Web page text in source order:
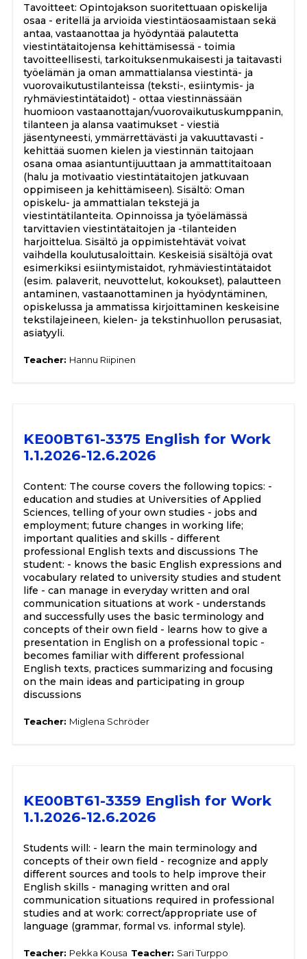
Tavoitteet: Opintojakson suoritettuaan opiskelija
osaa - eritellä ja arvioida viestintäosaamistaan sekä
antaa, vastaanottaa ja hyödyntää palautetta
viestintätaitojensa kehittämisessä - toimia
tavoitteellisesti, tarkoituksenmukaisesti ja taitavasti
työelämän ja oman ammattialansa viestintä- ja
vuorovaikutustilanteissa (teksti-, esiintymis- ja
ryhmäviestintätaidot) - ottaa viestinnässään
huomioon vastaanottajan/vuorovaikutuskumppanin,
tilanteen ja alansa vaatimukset - viestiä
jäsentyneesti, ymmärrettävästi ja vakuuttavasti -
kehittää suomen kielen ja viestinnän taitojaan
osana omaa asiantuntijuuttaan ja ammattitaitoaan
(halu ja motivaatio viestintätaitojen jatkuvaan
oppimiseen ja kehittämiseen). Sisältö: Oman
opiskelu- ja ammattialan tekstejä ja
viestintätilanteita. Opinnoissa ja työelämässä
tarvittavien viestintätaitojen ja -tilanteiden
harjoittelua. Sisältö ja oppimistehtävät voivat
vaihdella koulutusaloittain. Keskeisiä sisältöjä ovat
esimerkiksi esiintymistaidot, ryhmäviestintätaidot
(esim. palaverit, neuvottelut, kokoukset), palautteen
antaminen, vastaanottaminen ja hyödyntäminen,
opiskelussa ja ammatissa kirjoittaminen keskeisine
tekstilajeineen, kielen- ja tekstinhuollon perusasiat,
asiatyyli.
Teacher: Hannu Riipinen
KE00BT61-3375 English for Work
1.1.2026-12.6.2026
Content: The course covers the following topics: -
education and studies at Universities of Applied
Sciences, telling of your own studies - jobs and
employment; future changes in working life;
important qualities and skills - different
professional English texts and discussions The
student: - knows the basic English expressions and
vocabulary related to university studies and student
life - can manage in everyday written and oral
communication situations at work - understands
and successfully uses the basic terminology and
concepts of their own field - learns how to give a
presentation in English on a professional topic -
becomes familiar with different professional
English texts, practices summarizing and focusing
on the main ideas and participating in group
discussions
Teacher: Miglena Schröder
KE00BT61-3359 English for Work
1.1.2026-12.6.2026
Students will: - learn the main terminology and
concepts of their own field - recognize and apply
different sources and tools to help improve their
English skills - managing written and oral
communication situations required in professional
studies and at work: correct/appropriate use of
language (grammar, formal vs. informal style).
Teacher: Pekka Kousa Teacher: Sari Turppo